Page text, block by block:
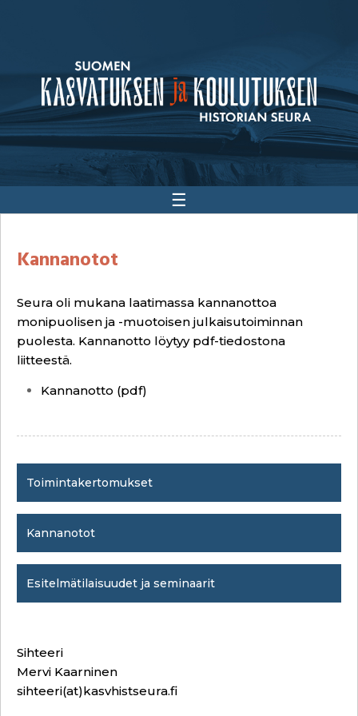
☰
Kannanotot
Seura oli mukana laatimassa kannanottoa
monipuolisen ja -muotoisen julkaisutoiminnan
puolesta. Kannanotto löytyy pdf-tiedostona
liitteestä.
Kannanotto (pdf)
Toimintakertomukset
Kannanotot
Esitelmätilaisuudet ja seminaarit
Sihteeri
Mervi Kaarninen
sihteeri(at)kasvhistseura.fi